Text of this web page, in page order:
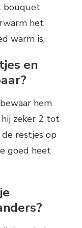
bouquet
het
warm is.
en
hem
zeker 2 tot
restjes op
goed heet